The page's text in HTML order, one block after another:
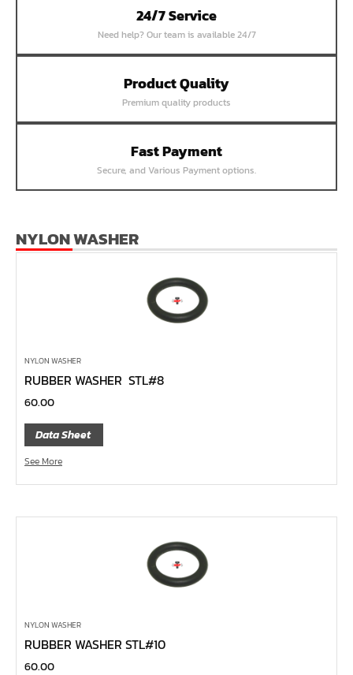
หน้าแปลนเชื่อมบอด SUS304 JEF 300P RF
หน้าแปลนเชื่อมบอด SUS304 JEF PN40 RF
หน้าแปลนเชื่อมบอด SUS304 JEF PN16 RF
หน้าแปลนเชื่อมบอด SUS304 JEF PN10 FF
หน้าแปลนเชื่อมบอด SUS304 JEF 10K FF
หน้าแปลนเชื่อมบอด SUS304 JEF 5K FF
หน้าแปลนเชื่อมบอด SUS304 JEF 150P RF
หน้าแปลนเชื่อม SUS304 JEF PN40 RF
หน้าแปลนเชื่อม SUS304 JEF PN25 RF
หน้าแปลนเชื่อม SUS304 JEF PN16 RF
หน้าแปลนเชื่อม SUS304 JEF PN10 FF
หน้าแปลนเชื่อม SUS304 JEF 10K FF
หน้าแปลนเชื่อม SUS304 JEF 5K FF
หน้าแปลนเชื่อม SUS304 JEF 300P RF
หน้าแปลนเชื่อม SUS304 JEF 150P RF
หน้าแปลนเหล็กเกลียวใน JEF PN40
หน้าแปลนเหล็กเกลียวใน JEF PN16
หน้าแปลนเหล็กสวมเชื่อม JEF SWRF 150P
หน้าแปลนเหล็กคอสูง JEF WNRF 300P
หน้าแปลนเหล็กคอสูง JEF WNRF PN16
หน้าแปลนเหล็กคอสูง JEF WNRF 150P
24/7 Service
Need help? Our team is available 24/7
Product Quality
Premium quality products
Fast Payment
Secure, and Various Payment options.
NYLON WASHER
NYLON WASHER
RUBBER WASHER STL#8
60.00
Data Sheet
See More
NYLON WASHER
RUBBER WASHER STL#10
60.00